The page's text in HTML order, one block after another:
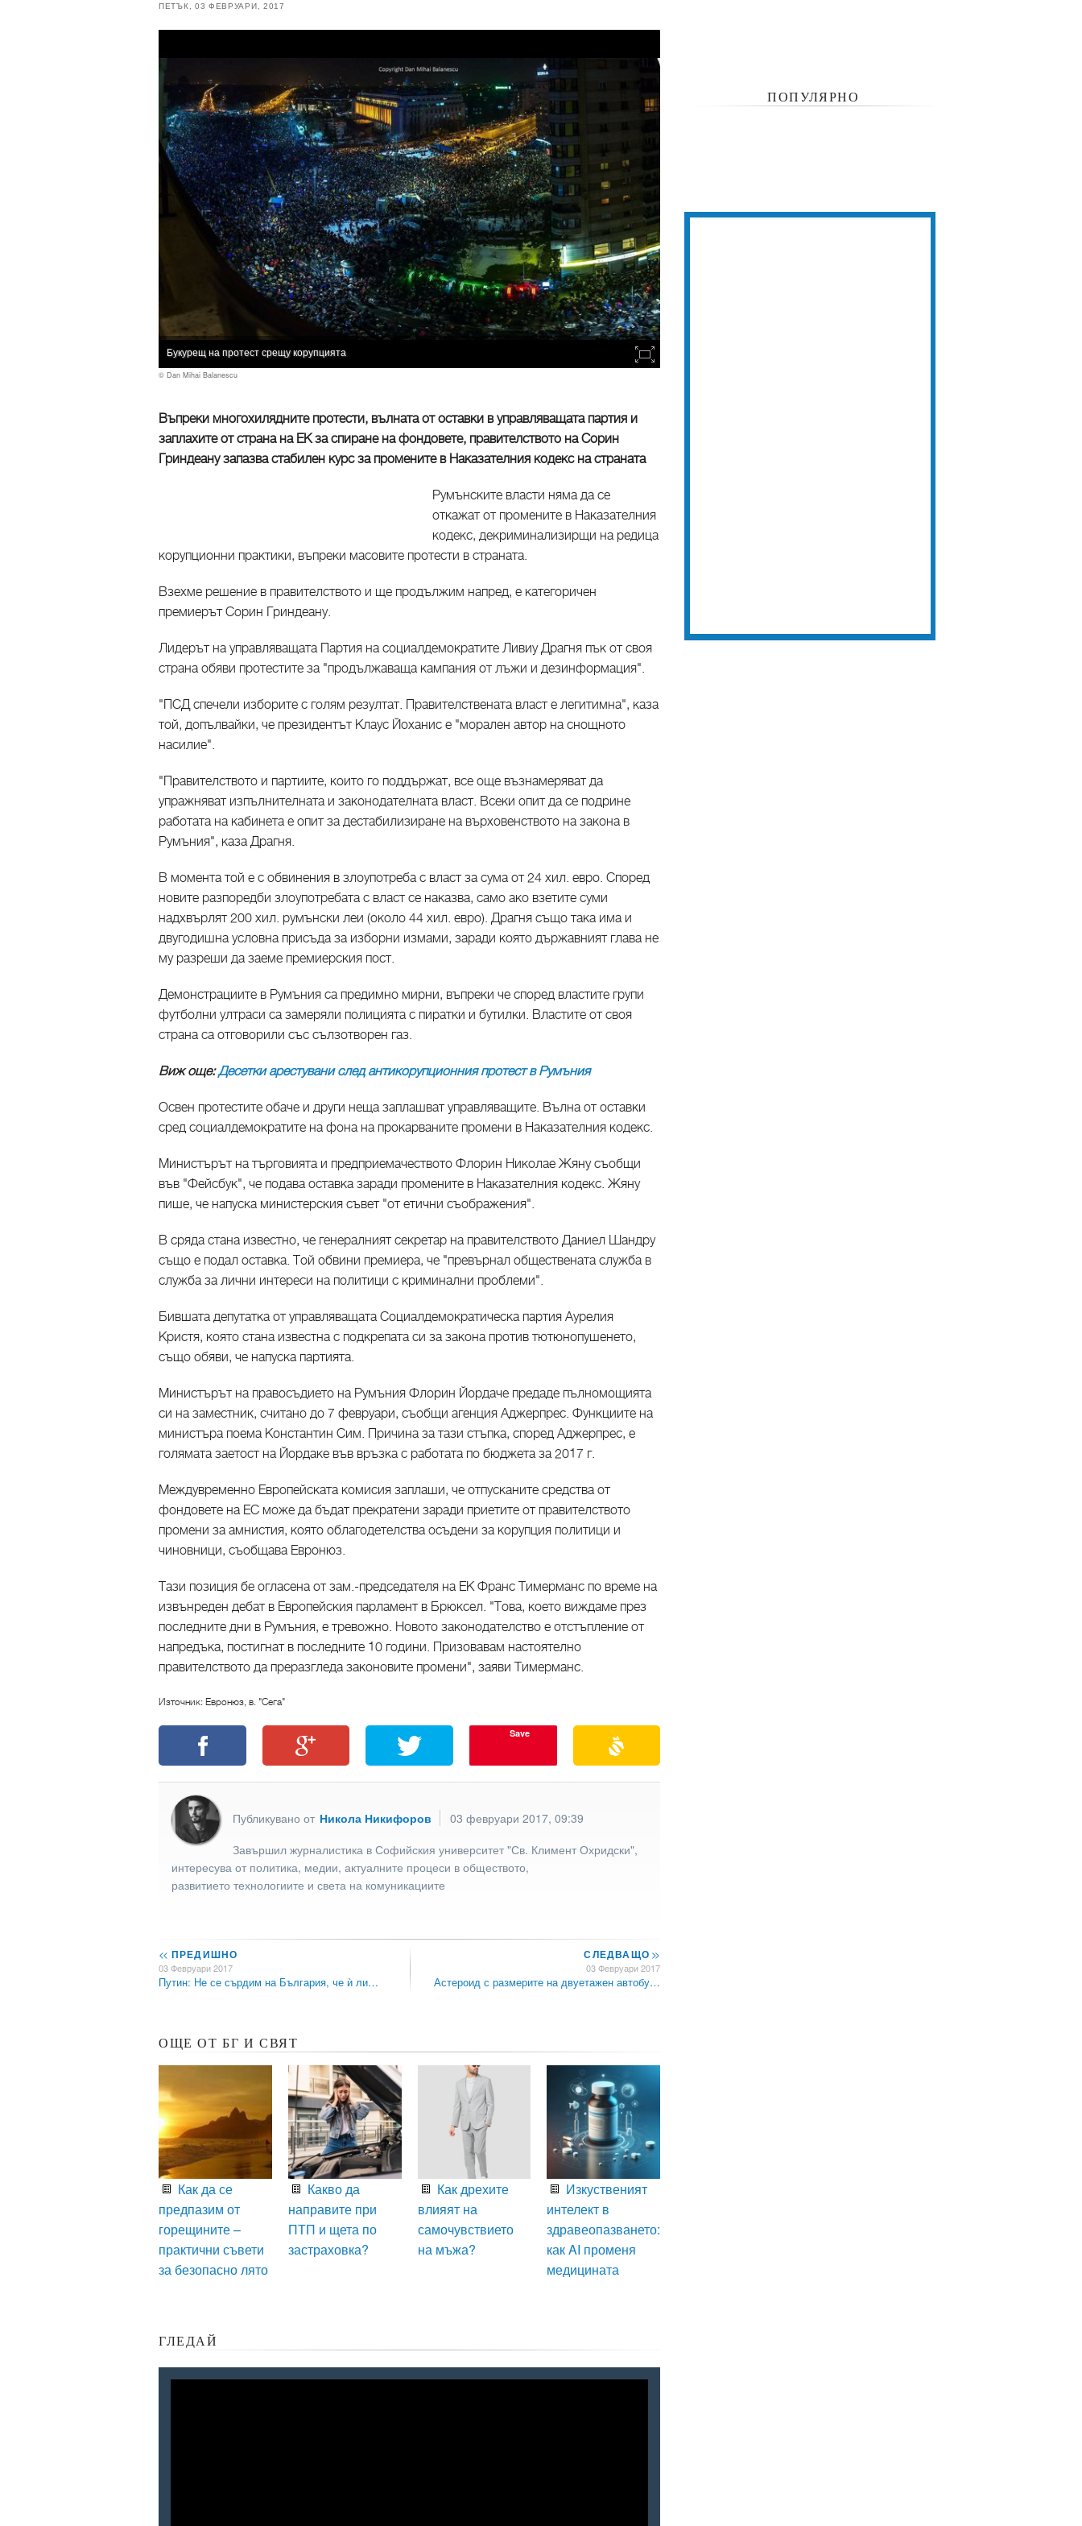
ПЕТЪК, 03 ФЕВРУАРИ, 2017
Букурещ на протест срещу корупцията
© Dan Mihai Balanescu
Въпреки многохилядните протести, вълната от оставки в управляващата партия и
заплахите от страна на ЕК за спиране на фондовете, правителството на Сорин
Гриндеану запазва стабилен курс за промените в Наказателния кодекс на страната
Румънските власти няма да се
откажат от промените в Наказателния
кодекс, декриминализирщи на редица
корупционни практики, въпреки масовите протести в страната.
Взехме решение в правителството и ще продължим напред, е категоричен
премиерът Сорин Гриндеану.
Лидерът на управляващата Партия на социалдемократите Ливиу Драгня пък от своя
страна обяви протестите за "продължаваща кампания от лъжи и дезинформация".
"ПСД спечели изборите с голям резултат. Правителствената власт е легитимна", каза
той, допълвайки, че президентът Клаус Йоханис е "морален автор на снощното
насилие".
"Правителството и партиите, които го поддържат, все още възнамеряват да
упражняват изпълнителната и законодателната власт. Всеки опит да се подрине
работата на кабинета е опит за дестабилизиране на върховенството на закона в
Румъния", каза Драгня.
В момента той е с обвинения в злоупотреба с власт за сума от 24 хил. евро. Според
новите разпоредби злоупотребата с власт се наказва, само ако взетите суми
надхвърлят 200 хил. румънски леи (около 44 хил. евро). Драгня също така има и
двугодишна условна присъда за изборни измами, заради която държавният глава не
му разреши да заеме премиерския пост.
Демонстрациите в Румъния са предимно мирни, въпреки че според властите групи
футболни ултраси са замеряли полицията с пиратки и бутилки. Властите от своя
страна са отговорили със сълзотворен газ.
Виж още:Десетки арестувани след антикорупционния протест в Румъния
Освен протестите обаче и други неща заплашват управляващите. Вълна от оставки
сред социалдемократите на фона на прокарваните промени в Наказателния кодекс.
Министърът на търговията и предприемачеството Флорин Николае Жяну съобщи
във "Фейсбук", че подава оставка заради промените в Наказателния кодекс. Жяну
пише, че напуска министерския съвет "от етични съображения".
В сряда стана известно, че генералният секретар на правителството Даниел Шандру
също е подал оставка. Той обвини премиера, че "превърнал обществената служба в
служба за лични интереси на политици с криминални проблеми".
Бившата депутатка от управляващата Социалдемократическа партия Аурелия
Кристя, която стана известна с подкрепата си за закона против тютюнопушенето,
също обяви, че напуска партията.
Министърът на правосъдието на Румъния Флорин Йордаче предаде пълномощията
си на заместник, считано до 7 февруари, съобщи агенция Аджерпрес. Функциите на
министъра поема Константин Сим. Причина за тази стъпка, според Аджерпрес, е
голямата заетост на Йордаке във връзка с работата по бюджета за 2017 г.
Междувременно Европейската комисия заплаши, че отпусканите средства от
фондовете на ЕС може да бъдат прекратени заради приетите от правителството
промени за амнистия, която облагодетелства осъдени за корупция политици и
чиновници, съобщава Евронюз.
Тази позиция бе огласена от зам.-председателя на ЕК Франс Тимерманс по време на
извънреден дебат в Европейския парламент в Брюксел. "Това, което виждаме през
последните дни в Румъния, е тревожно. Новото законодателство е отстъпление от
напредъка, постигнат в последните 10 години. Призовавам настоятелно
правителството да преразгледа законовите промени", заяви Тимерманс.
Източник: Евронюз, в. "Сега"
Save
Публикувано от Никола Никифоров
03 февруари 2017, 09:39
Завършил журналистика в Софийския университет "Св. Климент Охридски",
интересува от политика, медии, актуалните процеси в обществото,
развитието технологиите и света на комуникациите
<< ПРЕДИШНО
03 Февруари 2017
Путин: Не се сърдим на България, че ѝ ли…
СЛЕДВАЩО>>
03 Февруари 2017
Астероид с размерите на двуетажен автобу…
ОЩЕ ОТ БГ И СВЯТ
Как да се
предпазим от
горещините –
практични съвети
за безопасно лято
Какво да
направите при
ПТП и щета по
застраховка?
Как дрехите
влияят на
самочувствието
на мъжа?
Изкуственият
интелект в
здравеопазването:
как AI променя
медицината
ГЛЕДАЙ
ПОПУЛЯРНО